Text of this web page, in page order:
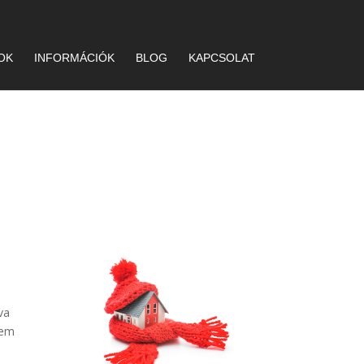
INFORMÁCIÓK BLOG KAPCSOLAT